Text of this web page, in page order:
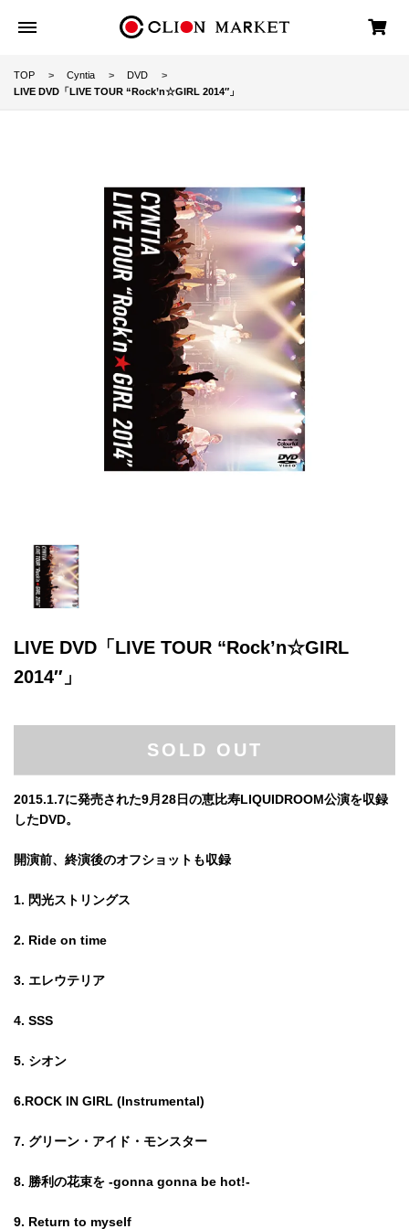
TOP Cyntia
DVD
LIVE DVD「LIVE TOUR “Rock’n☆GIRL 2014″」
LIVE DVD「LIVE TOUR “Rock’n☆GIRL
2014″」
SOLD OUT
2015.1.7に発売された9月28日の恵比寿LIQUIDROOM公演を収録
したDVD。
開演前、終演後のオフショットも収録
1. 閃光ストリングス
2. Ride on time
3. エレウテリア
4. SSS
5. シオン
6.ROCK IN GIRL (Instrumental)
7. グリーン・アイド・モンスター
8. 勝利の花束を -gonna gonna be hot!-
9. Return to myself